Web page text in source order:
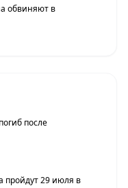
обвиняют в
после
пройдут 29 июля в